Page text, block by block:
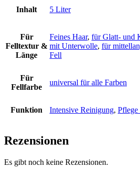
Inhalt 5 Liter
Für
Felltextur &
Länge
Feines Haar, für Glatt- und
mit Unterwolle, für
Fell
Für
Fellfarbe
universal für alle Farben
Funktion Intensive Reinigung,
Rezensionen
Es gibt noch keine Rezensionen.